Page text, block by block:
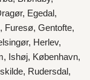
, Egedal,
, Furesø, Gentofte,
, Herlev,
, Ishøj, København,
, Rudersdal,